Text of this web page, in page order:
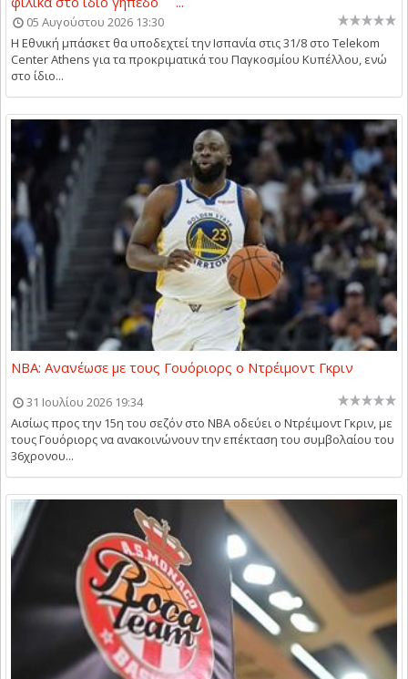
05 Αυγούστου 2026 13:30
Η Εθνική μπάσκετ θα υποδεχτεί την Ισπανία στις 31/8 στο Telekom
Center Athens για τα προκριματικά του Παγκοσμίου Κυπέλλου, ενώ
στο ίδιο...
NBA: Ανανέωσε με τους Γουόριορς ο Ντρέιμοντ Γκριν
31 Ιουλίου 2026 19:34
Αισίως προς την 15η του σεζόν στο NBA οδεύει ο Ντρέιμοντ Γκριν, με
τους Γουόριορς να ανακοινώνουν την επέκταση του συμβολαίου του
36χρονου...